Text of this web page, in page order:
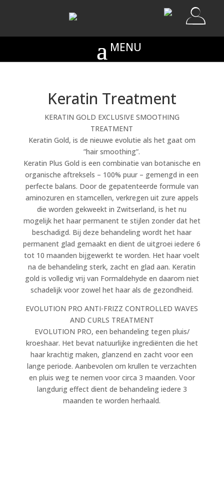
Keratin Treatment
KERATIN GOLD EXCLUSIVE SMOOTHING
TREATMENT
Keratin Gold, is de nieuwe evolutie als het gaat om
”hair smoothing”.
Keratin Plus Gold is een combinatie van botanische en
organische aftreksels – 100% puur – gemengd in een
perfecte balans. Door de gepatenteerde formule van
aminozuren en stamcellen, verkregen uit zure appels
die worden gekweekt in Zwitserland, is het nu
mogelijk het haar permanent te stijlen zonder dat het
beschadigd. Bij deze behandeling wordt het haar
permanent glad gemaakt en dient de uitgroei iedere 6
tot 10 maanden bijgewerkt te worden. Het haar voelt
na de behandeling sterk, zacht en glad aan. Keratin
gold is volledig vrij van Formaldehyde en daarom niet
schadelijk voor zowel het haar als de gezondheid.
EVOLUTION PRO ANTI-FRIZZ CONTROLLED WAVES
AND CURLS TREATMENT
EVOLUTION PRO, een behandeling tegen pluis/
kroeshaar. Het bevat natuurlijke ingrediënten die het
haar krachtig maken, glanzend en zacht voor een
lange periode. Aanbevolen om krullen te verzachten
en pluis weg te nemen voor circa 3 maanden. Voor
langdurig effect dient de behandeling iedere 3
maanden te worden herhaald.